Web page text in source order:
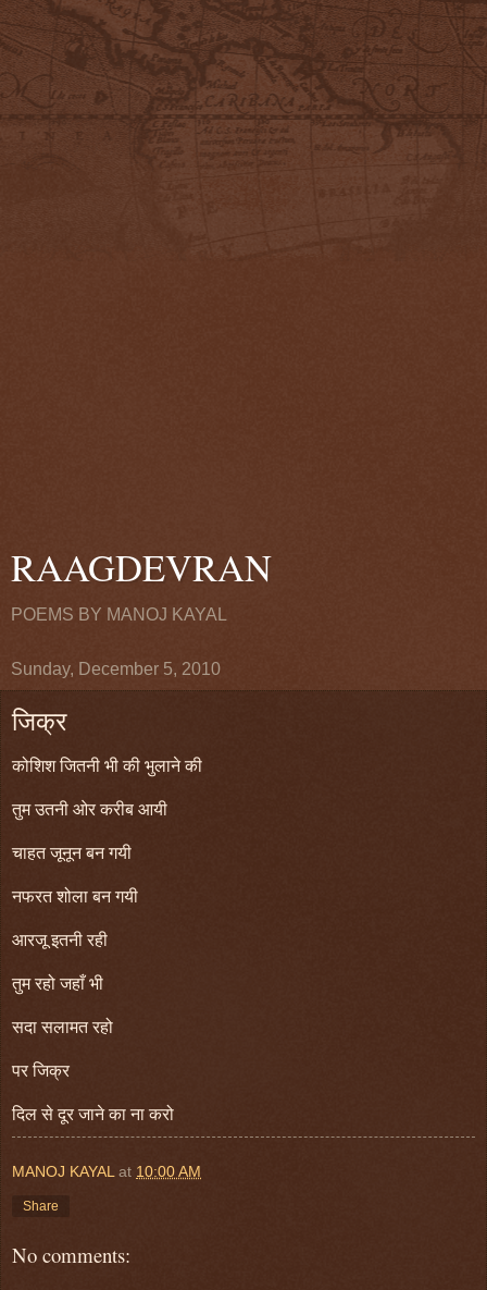
RAAGDEVRAN
POEMS BY MANOJ KAYAL
Sunday, December 5, 2010
जिक्र
कोशिश जितनी भी की भुलाने की
तुम उतनी ओर करीब आयी
चाहत जूनून बन गयी
नफरत शोला बन गयी
आरजू इतनी रही
तुम रहो जहाँ भी
सदा सलामत रहो
पर जिक्र
दिल से दूर जाने का ना करो
MANOJ KAYAL at 10:00 AM
Share
No comments: